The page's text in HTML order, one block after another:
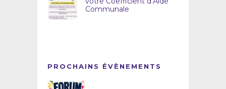
Communale
PROCHAINS ÉVÈNEMENTS